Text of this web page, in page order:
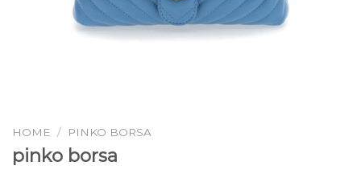
HOME / PINKO BORSA
pinko borsa